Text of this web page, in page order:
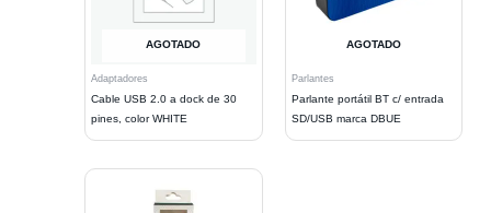
AGOTADO
Adaptadores
Cable USB 2.0 a dock de 30
pines, color WHITE
AGOTADO
Parlantes
Parlante portátil BT c/ entrada
SD/USB marca DBUE